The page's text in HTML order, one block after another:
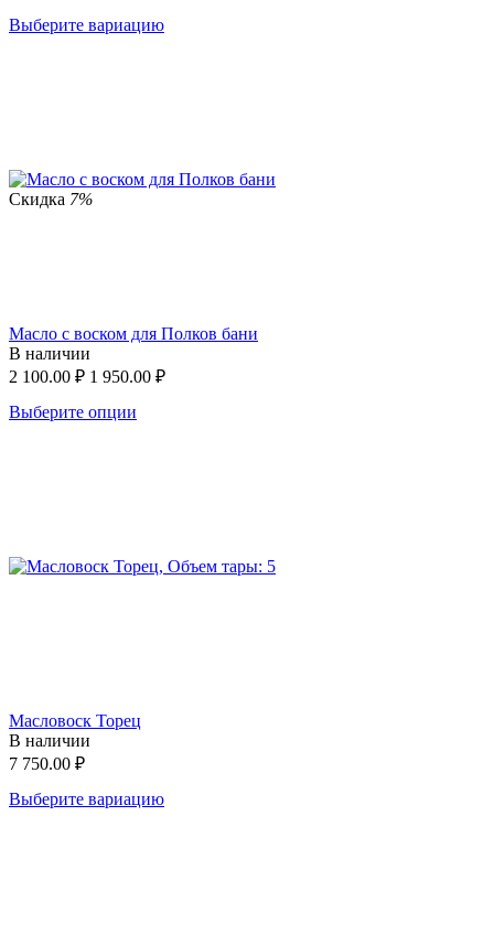
Выберите вариацию
Скидка 7%
Масло с воском для Полков бани
В наличии
2 100.00 ₽ 1 950.00 ₽
Выберите опции
Масловоск Торец
В наличии
7 750.00 ₽
Выберите вариацию